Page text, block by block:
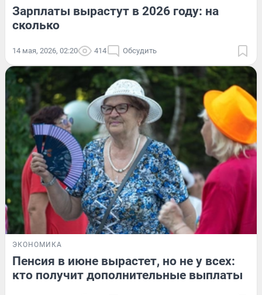
Зарплаты вырастут в 2026 году: на
сколько
14 мая, 2026, 02:20 414 Обсудить
ЭКОНОМИКА
Пенсия в июне вырастет, но не у всех:
кто получит дополнительные выплаты